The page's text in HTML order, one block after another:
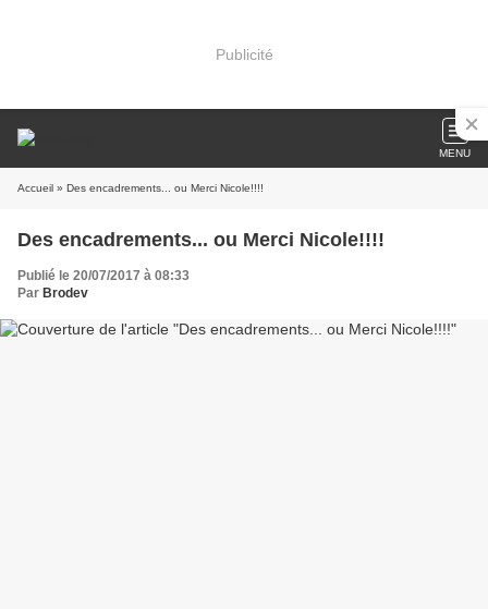
Publicité
MENU
Accueil » Des encadrements... ou Merci Nicole!!!!
Des encadrements... ou Merci Nicole!!!!
Publié le 20/07/2017 à 08:33
Par Brodev